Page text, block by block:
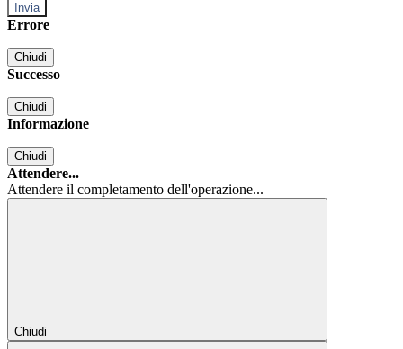
Errore
Chiudi
Successo
Chiudi
Informazione
Chiudi
Attendere...
Attendere il completamento dell'operazione...
Chiudi